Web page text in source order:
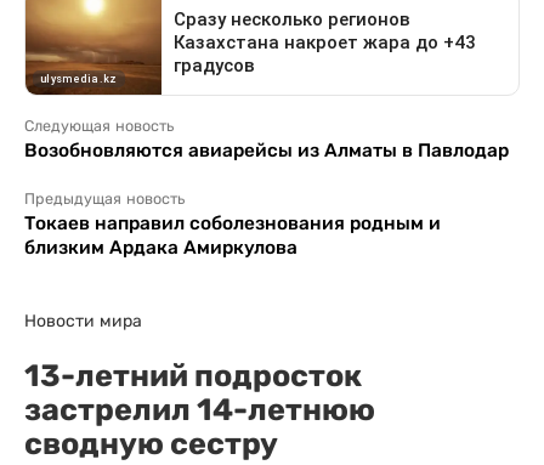
Следующая новость
Возобновляются авиарейсы из Алматы в Павлодар
Предыдущая новость
Токаев направил соболезнования родным и
близким Ардака Амиркулова
Новости мира
13-летний подросток
застрелил 14-летнюю
сводную сестру